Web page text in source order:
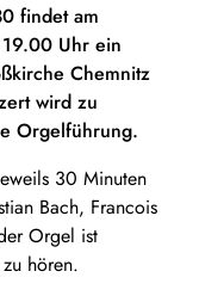
findet am
Uhr ein
Chemnitz
wird zu
Orgelführung.
30 Minuten
Bach, Francois
Orgel ist
hören.